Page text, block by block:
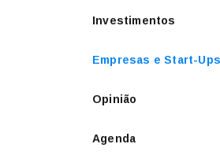
Investimentos
Empresas e Start-Ups
Opinião
Agenda